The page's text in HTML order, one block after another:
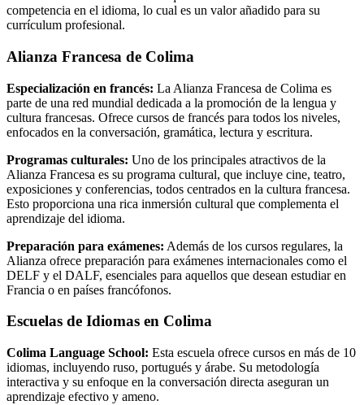
competencia en el idioma, lo cual es un valor añadido para su
currículum profesional.
Alianza Francesa de Colima
Especialización en francés: La Alianza Francesa de Colima es
parte de una red mundial dedicada a la promoción de la lengua y
cultura francesas. Ofrece cursos de francés para todos los niveles,
enfocados en la conversación, gramática, lectura y escritura.
Programas culturales: Uno de los principales atractivos de la
Alianza Francesa es su programa cultural, que incluye cine, teatro,
exposiciones y conferencias, todos centrados en la cultura francesa.
Esto proporciona una rica inmersión cultural que complementa el
aprendizaje del idioma.
Preparación para exámenes: Además de los cursos regulares, la
Alianza ofrece preparación para exámenes internacionales como el
DELF y el DALF, esenciales para aquellos que desean estudiar en
Francia o en países francófonos.
Escuelas de Idiomas en Colima
Colima Language School: Esta escuela ofrece cursos en más de 10
idiomas, incluyendo ruso, portugués y árabe. Su metodología
interactiva y su enfoque en la conversación directa aseguran un
aprendizaje efectivo y ameno.